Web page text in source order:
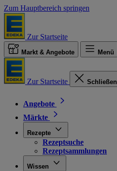
Zum Hauptbereich springen
Zur Startseite
Markt & Angebote Menü
Zur Startseite Schließen
Angebote
Märkte
Rezepte
Rezeptsuche
Rezeptsammlungen
Wissen